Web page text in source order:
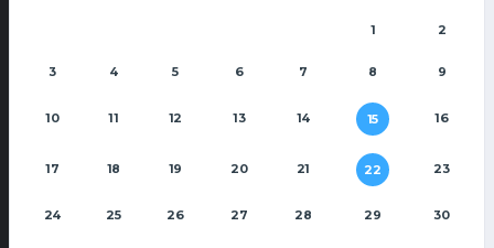
1 2
3 4 5 6 7 8 9
10 11 12 13 14 15 16
17 18 19 20 21 22 23
24 25 26 27 28 29 30